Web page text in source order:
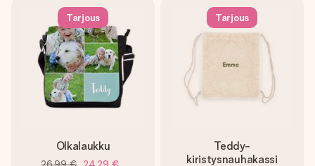
Tarjous
Olkalaukku
Tarjous
Teddy-
kiristysnauhakassi